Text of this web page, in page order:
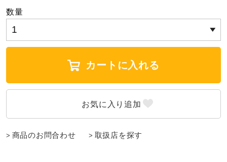
ウォーキングシューズ
ライフスタイルグッズ
インナー
数量
カートに入れる
商品のお問合わせ 取扱店を探す